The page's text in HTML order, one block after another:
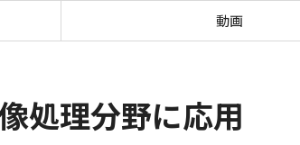
動画
処理分野に応用